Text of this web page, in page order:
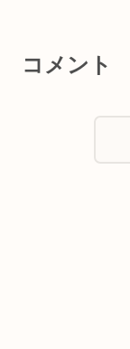
コメント